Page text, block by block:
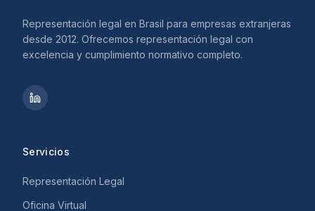
Representación legal en Brasil para empresas extranjeras
desde 2012. Ofrecemos representación legal con
excelencia y cumplimiento normativo completo.
Servicios
Representación Legal
Oficina Virtual